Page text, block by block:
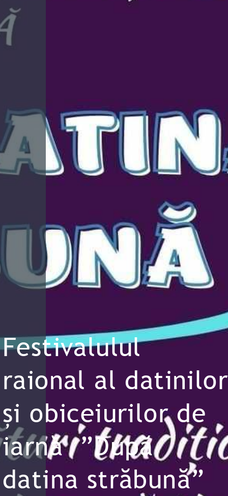
Festivalulul
raional al datinilor
şi obiceiurilor de
iarnă ”După
datina străbună”